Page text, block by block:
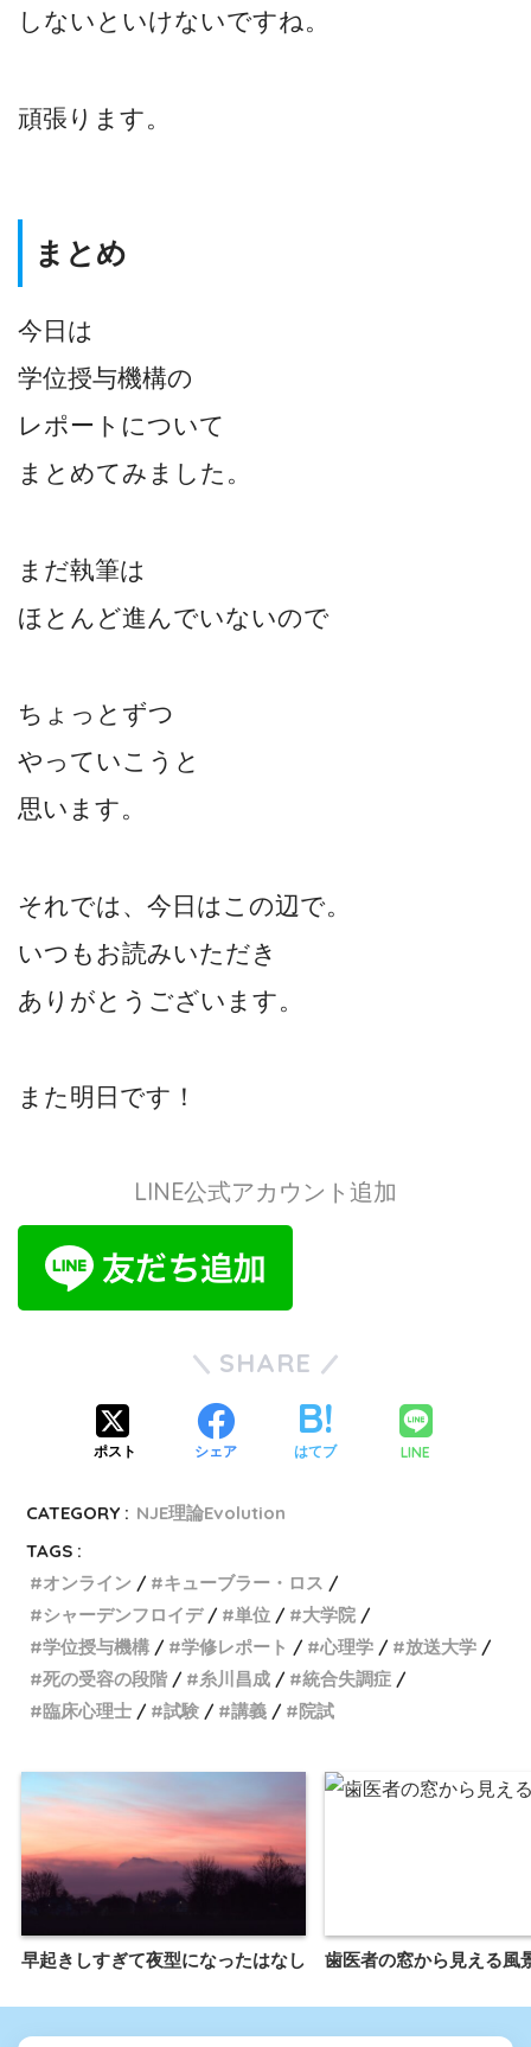
しないといけないですね。
頑張ります。
まとめ
今日は
学位授与機構の
レポートについて
まとめてみました。
まだ執筆は
ほとんど進んでいないので
ちょっとずつ
やっていこうと
思います。
それでは、今日はこの辺で。
いつもお読みいただき
ありがとうございます。
また明日です！
LINE公式アカウント追加
SHARE
ポスト シェア はてブ LINE
CATEGORY : NJE理論Evolution
TAGS :
オンライン
キューブラー・ロス
シャーデンフロイデ
単位
大学院
学位授与機構
学修レポート 心理学
放送大学
死の受容の段階
糸川昌成
統合失調症
臨床心理士
試験 講義 院試
早起きしすぎて夜型になったはなし 歯医者の窓から見える風